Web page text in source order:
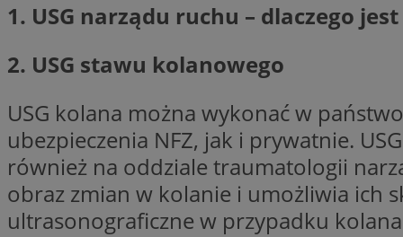
1. USG narządu ruchu – dlaczego
2. USG stawu kolanowego
USG kolana można wykonać w
ubezpieczenia NFZ, jak i prywatnie.
również na oddziale traumatologii
obraz zmian w kolanie i umożliwia ich
ultrasonograficzne w przypadku
__cf_bm
Nazwa
_clck
__gads
Nazwa
openstat_gid